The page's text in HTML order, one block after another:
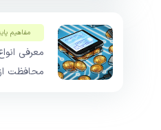
مفاهیم
معرفی
محافظت